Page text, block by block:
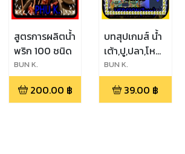
สูตรการผลิตน้ำ
พริก 100 ชนิด
ิBUN K.
200.00 ฿
บทสุปเกมส์ น้ำ
เต้า,ปู,ปลา,โหด,มัน,ฮา
ประเภทเกมส์
เสี่ยง
โชค(android)
ิBUN K.
39.00 ฿